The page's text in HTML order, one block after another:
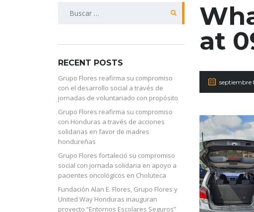
at
septiembre
RECENT POSTS
Grupo Flores reafirma su compromiso
con el desarrollo social a través de
jornadas de voluntariado con propósito
Grupo Flores reafirma su compromiso
con Honduras a través de acciones
solidarias en favor de madres
hondureñas
Grupo Flores fortaleció su compromiso
social con jornada solidaria en apoyo a
pacientes oncológicos en Choluteca
Fundación Alan E. Flores, Grupo Flores y
United Way Honduras inauguran
proyecto “Entornos Escolares Seguros”